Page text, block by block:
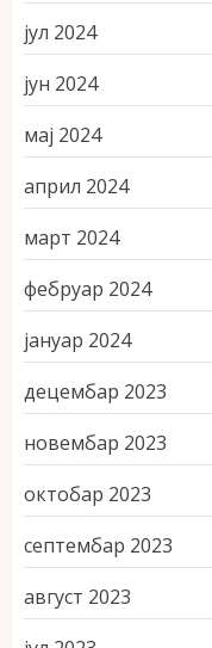
јул 2024
јун 2024
мај 2024
април 2024
март 2024
фебруар 2024
јануар 2024
децембар 2023
новембар 2023
октобар 2023
септембар 2023
август 2023